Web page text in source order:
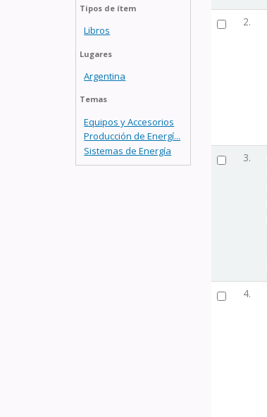
Tipos de ítem
Libros
Lugares
Argentina
Temas
Equipos y Accesorios
Producción de Energí...
Sistemas de Energía
2.
3.
4.